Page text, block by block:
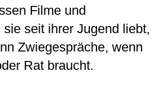
Filme und
seit ihrer Jugend liebt,
Zwiegespräche, wenn
Rat braucht.